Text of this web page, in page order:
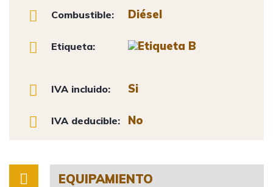
Combustible: Diésel
Etiqueta:
IVA incluido: Si
IVA deducible: No
EQUIPAMIENTO